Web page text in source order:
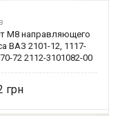
М8 направляющего
ВАЗ 2101-12, 1117-
72 2112-3101082-00